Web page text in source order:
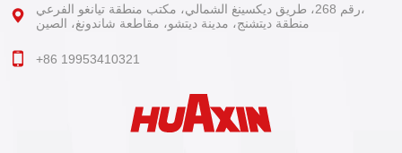
رقم 268، طريق ديكسينغ الشمالي، مكتب منطقة تيانغو الفرعي،
منطقة ديتشنج، مدينة ديتشو، مقاطعة شاندونغ، الصين
+86 19953410321